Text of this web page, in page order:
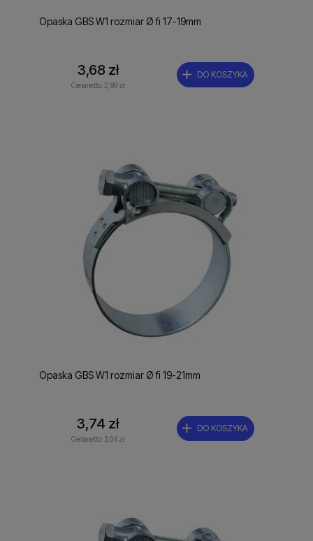
Opaska GBS W1 rozmiar Ø fi 17-19mm
3,68 zł
Cena netto: 2,99 zł
DO KOSZYKA
Opaska GBS W1 rozmiar Ø fi 19-21mm
3,74 zł
Cena netto:3,04 zł
DO KOSZYKA